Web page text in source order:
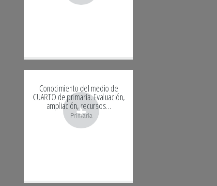
+
Conocimiento del medio de
CUARTO de primaria. Evaluación,
ampliación, recursos…
Primaria